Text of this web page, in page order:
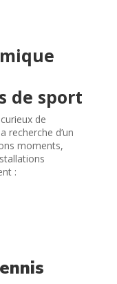
de sport
de
recherche d’un
moments,
: